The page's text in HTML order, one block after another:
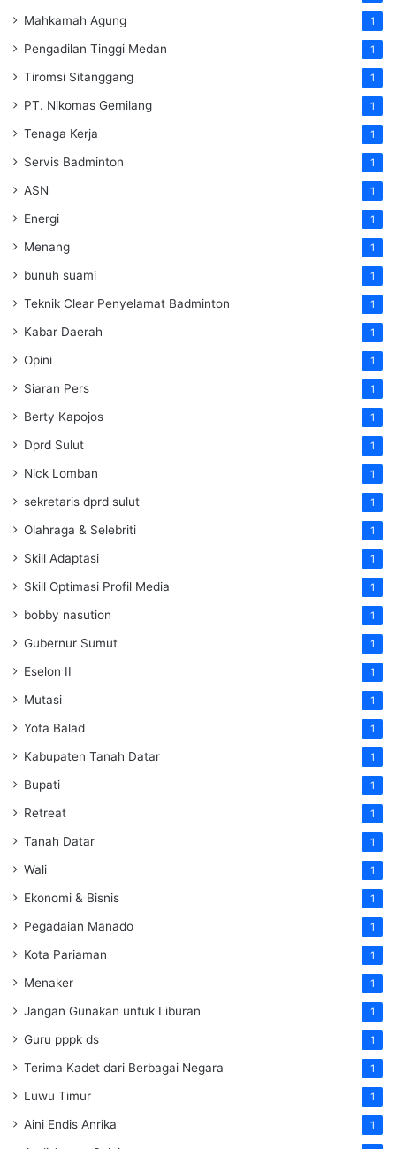
Mahkamah Agung 1
Pengadilan Tinggi Medan 1
Tiromsi Sitanggang 1
PT. Nikomas Gemilang 1
Tenaga Kerja 1
Servis Badminton 1
ASN 1
Energi 1
Menang 1
bunuh suami 1
Teknik Clear Penyelamat Badminton 1
Kabar Daerah 1
Opini 1
Siaran Pers 1
Berty Kapojos 1
Dprd Sulut 1
Nick Lomban 1
sekretaris dprd sulut 1
Olahraga & Selebriti 1
Skill Adaptasi 1
Skill Optimasi Profil Media 1
bobby nasution 1
Gubernur Sumut 1
Eselon II 1
Mutasi 1
Yota Balad 1
Kabupaten Tanah Datar 1
Bupati 1
Retreat 1
Tanah Datar 1
Wali 1
Ekonomi & Bisnis 1
Pegadaian Manado 1
Kota Pariaman 1
Menaker 1
Jangan Gunakan untuk Liburan 1
Guru pppk ds 1
Terima Kadet dari Berbagai Negara 1
Luwu Timur 1
Aini Endis Anrika 1